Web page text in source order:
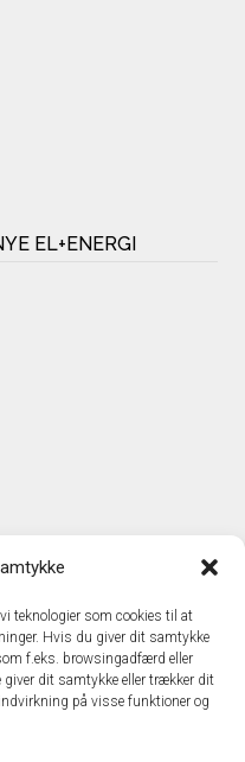
teknologier som cookies til at
Hvis du giver dit samtykke
f.eks. browsingadfærd eller
giver dit samtykke eller trækker dit
på visse funktioner og
EL+ENERGI
A/S
24 26 28